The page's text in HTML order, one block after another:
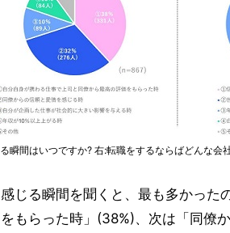
瞬間はいつですか? 右:転職をするならばどんな会
じる瞬間を聞くと、最も多かった
もらった時」(38%)、次は「同僚